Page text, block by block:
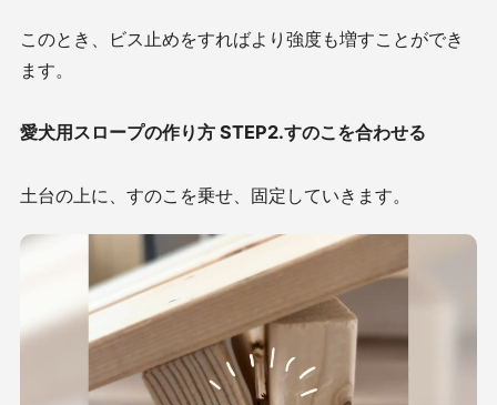
このとき、ビス止めをすればより強度も増すことができ
ます。
愛犬用スロープの作り方 STEP2.すのこを合わせる
土台の上に、すのこを乗せ、固定していきます。